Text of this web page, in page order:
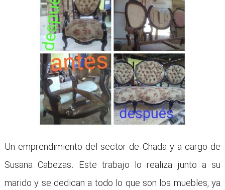
Un emprendimiento del sector de Chada y a cargo de
Susana Cabezas. Este trabajo lo realiza junto a su
marido y se dedican a todo lo que son los muebles, ya